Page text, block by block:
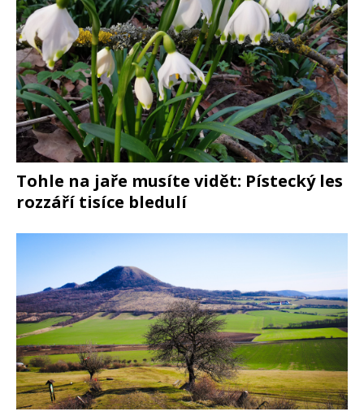
Tohle na jaře musíte vidět: Pístecký les
rozzáří tisíce bledulí